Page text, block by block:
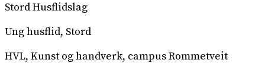
Stord Husflidslag
Ung husflid, Stord
HVL, Kunst og handverk, campus Rommetveit